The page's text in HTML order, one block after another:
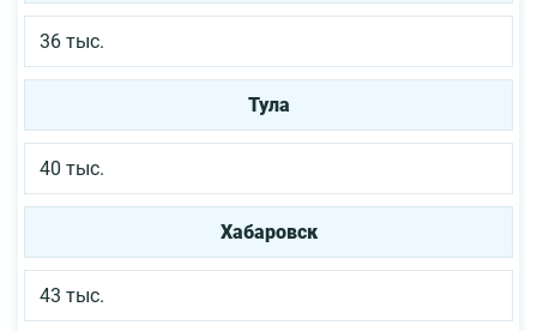
36 тыс.
Тула
40 тыс.
Хабаровск
43 тыс.